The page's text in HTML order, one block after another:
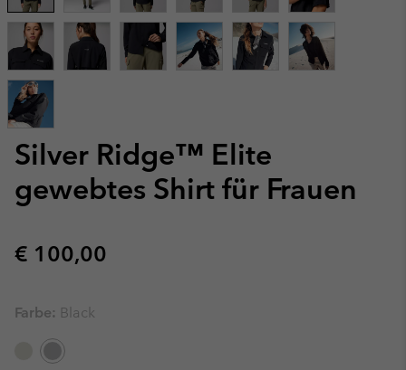
Silver Ridge™ Elite
gewebtes Shirt für Frauen
Regular price:
€ 100,00
Farbe: Black